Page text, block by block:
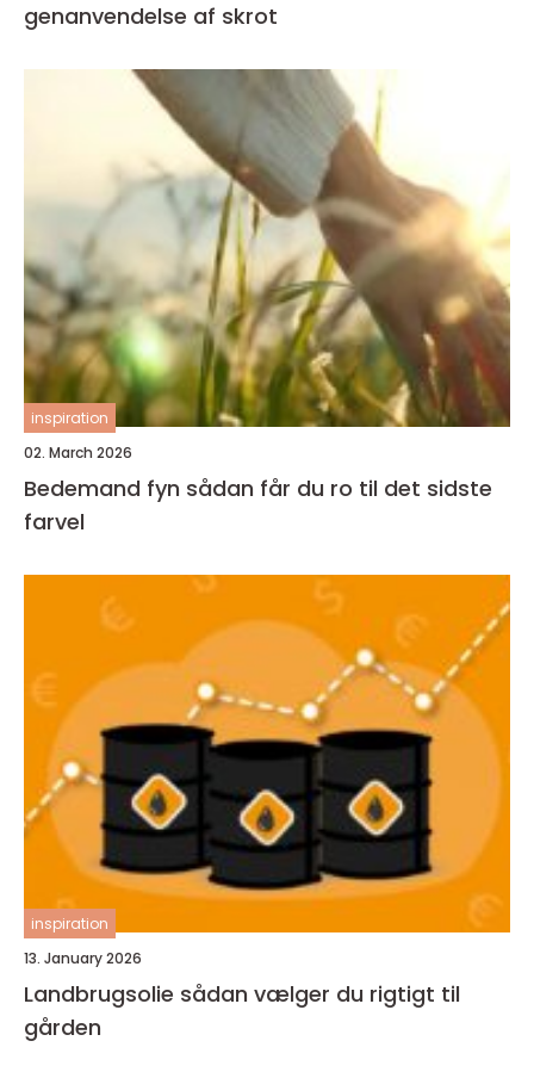
genanvendelse af skrot
inspiration
02. March 2026
Bedemand fyn sådan får du ro til det sidste
farvel
inspiration
13. January 2026
Landbrugsolie sådan vælger du rigtigt til
gården